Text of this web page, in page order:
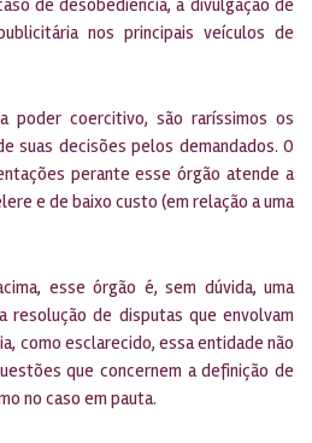
de desobediência, a divulgação de
nos principais veículos de
poder coercitivo, são raríssimos os
suas decisões pelos demandados. O
perante esse órgão atende a
e de baixo custo (em relação a uma
esse órgão é, sem dúvida, uma
resolução de disputas que envolvam
como esclarecido, essa entidade não
que concernem a definição de
no caso em pauta.